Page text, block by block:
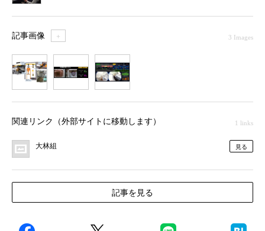
記事画像 ＋ 3 Images
関連リンク（外部サイトに移動します） 1 links
大林組 見る
記事を見る